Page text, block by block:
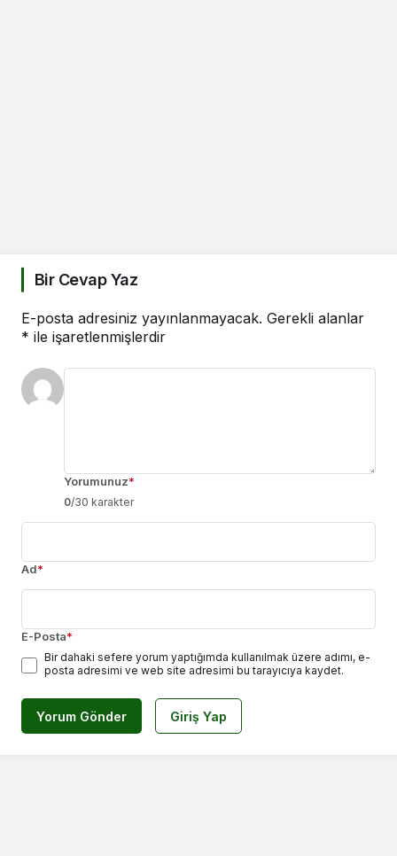
Bir Cevap Yaz
E-posta adresiniz yayınlanmayacak. Gerekli alanlar
* ile işaretlenmişlerdir
Yorumunuz*
0/30 karakter
Ad*
E-Posta*
Bir dahaki sefere yorum yaptığımda kullanılmak üzere adımı, e-
posta adresimi ve web site adresimi bu tarayıcıya kaydet.
Yorum Gönder Giriş Yap